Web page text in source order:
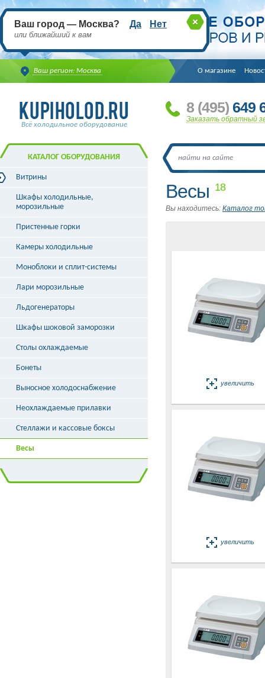
Ваш регион: Москва
Ваш город — Москва? Да Нет
или ближайший к вам
О магазине
Всё холодильное оборудование
8 (495) 649
Заказать обратный
Весы 18
Вы находитесь: Каталог
увеличить
увеличить
КАТАЛОГ ОБОРУДОВАНИЯ
Витрины
Витрины холодильные
Витрины морозильные
Витрины кондитерские
Витрины угловые
Витрины «рыба на льду»
Шкафы холодильные,
морозильные
Пристенные горки
Камеры холодильные
Моноблоки и сплит-системы
Лари морозильные
Льдогенераторы
Шкафы шоковой заморозки
Столы охлаждаемые
Бонеты
Выносное холодоснабжение
Неохлаждаемые прилавки
Стеллажи и кассовые боксы
Весы